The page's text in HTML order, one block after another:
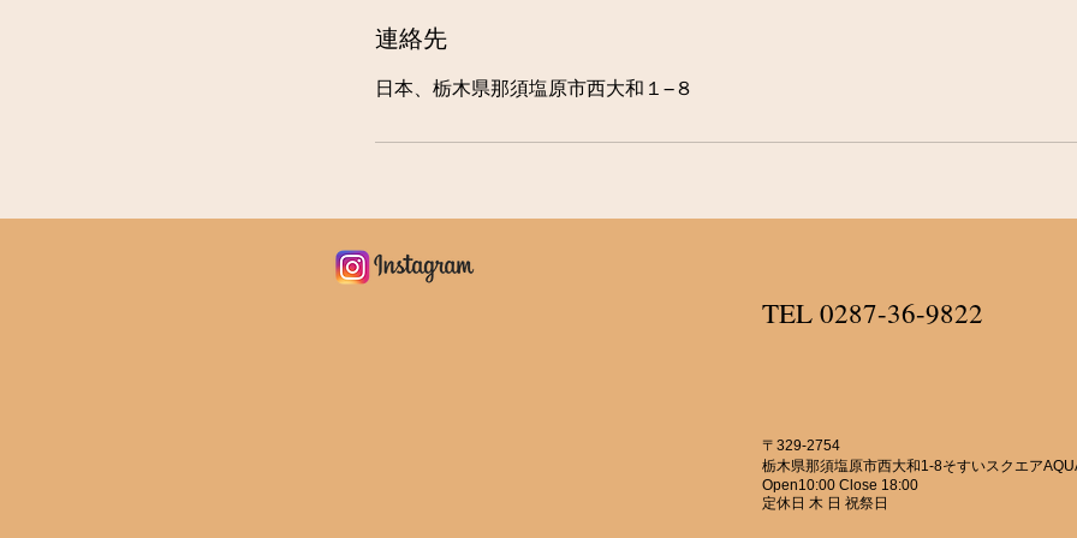
連絡先
日本、栃木県那須塩原市西大和１−８
​TEL 0287-36-9822
〒329-2754
栃木県那須塩原市西大和1-8そすいスクエア
Open10:00 Close 18:00
定休日 木 日 祝祭日